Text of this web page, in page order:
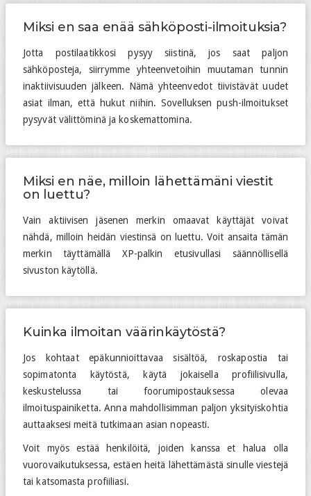
Miksi en saa enää sähköposti-ilmoituksia?
Jotta postilaatikkosi pysyy siistinä, jos saat paljon
sähköposteja, siirrymme yhteenvetoihin muutaman tunnin
inaktiivisuuden jälkeen. Nämä yhteenvedot tiivistävät uudet
asiat ilman, että hukut niihin. Sovelluksen push-ilmoitukset
pysyvät välittöminä ja koskemattomina.
Miksi en näe, milloin lähettämäni viestit
on luettu?
Vain aktiivisen jäsenen merkin omaavat käyttäjät voivat
nähdä, milloin heidän viestinsä on luettu. Voit ansaita tämän
merkin täyttämällä XP-palkin etusivullasi säännöllisellä
sivuston käytöllä.
Kuinka ilmoitan väärinkäytöstä?
Jos kohtaat epäkunnioittavaa sisältöä, roskapostia tai
sopimatonta käytöstä, käytä jokaisella profiilisivulla,
keskustelussa tai foorumipostauksessa olevaa
ilmoituspainiketta. Anna mahdollisimman paljon yksityiskohtia
auttaaksesi meitä tutkimaan asian nopeasti.
Voit myös estää henkilöitä, joiden kanssa et halua olla
vuorovaikutuksessa, estäen heitä lähettämästä sinulle viestejä
tai katsomasta profiiliasi.